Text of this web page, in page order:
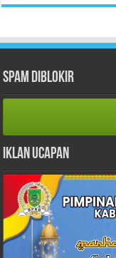
Spam Diblokir
Iklan Ucapan